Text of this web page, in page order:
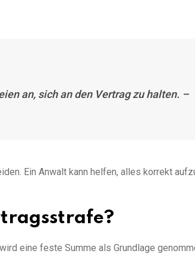
an, sich an den Vertrag zu halten. –
Ein Anwalt kann helfen, alles korrekt
eine feste Summe als Grundlage